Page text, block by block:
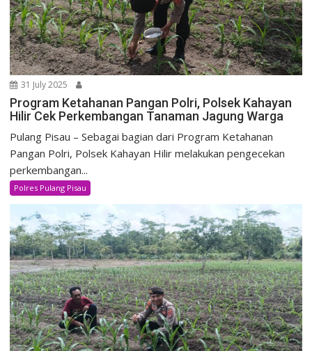
31 July 2025
Program Ketahanan Pangan Polri, Polsek Kahayan
Hilir Cek Perkembangan Tanaman Jagung Warga
Pulang Pisau – Sebagai bagian dari Program Ketahanan
Pangan Polri, Polsek Kahayan Hilir melakukan pengecekan
perkembangan...
Polres Pulang Pisau